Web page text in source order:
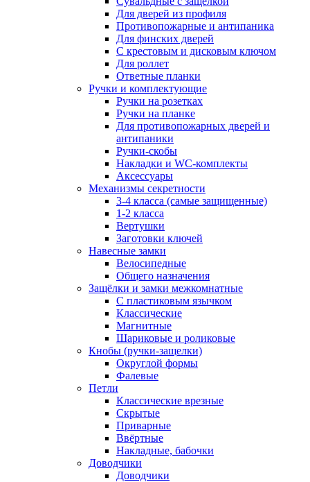
Для дверей из профиля
Противопожарные и антипаника
Для финских дверей
С крестовым и дисковым ключом
Для роллет
Ответные планки
Ручки и комплектующие
Ручки на розетках
Ручки на планке
Для противопожарных дверей и
антипаники
Ручки-скобы
Накладки и WC-комплекты
Аксессуары
Механизмы секретности
3-4 класса (самые защищенные)
1-2 класса
Вертушки
Заготовки ключей
Навесные замки
Велосипедные
Общего назначения
Защёлки и замки межкомнатные
С пластиковым язычком
Классические
Магнитные
Шариковые и роликовые
Кнобы (ручки-защелки)
Округлой формы
Фалевые
Петли
Классические врезные
Скрытые
Приварные
Ввёртные
Накладные, бабочки
Доводчики
Доводчики